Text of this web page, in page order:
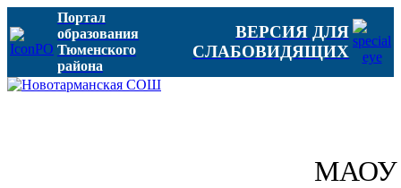
Портал
образования
Тюменского
района
ВЕРСИЯ ДЛЯ
СЛАБОВИДЯЩИХ
МАОУ